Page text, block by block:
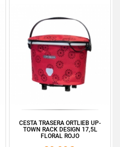
CESTA TRASERA ORTLIEB UP-
TOWN RACK DESIGN 17,5L
FLORAL ROJO